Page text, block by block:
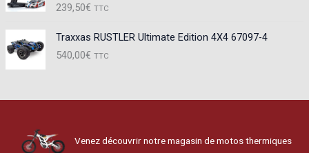
239,50€ TTC
Traxxas RUSTLER Ultimate Edition 4X4 67097-4
540,00€ TTC
Venez découvrir notre magasin de motos thermiques